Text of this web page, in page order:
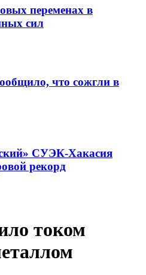
переменах в
сил
что сожгли в
СУЭК-Хакасия
рекорд
током